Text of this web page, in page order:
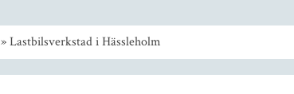
» Lastbilsverkstad i Hässleholm